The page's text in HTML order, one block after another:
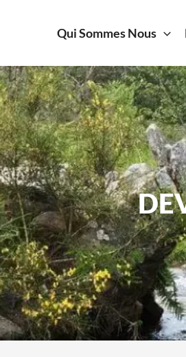
Qui Sommes Nous